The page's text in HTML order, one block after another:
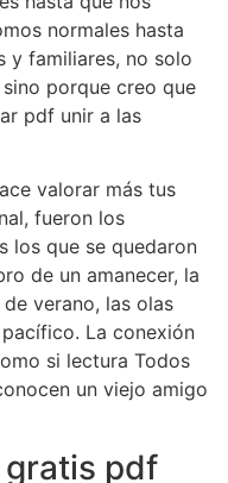
normales hasta
y familiares, no solo
porque creo que
pdf unir a las
valorar más tus
fueron los
los que se quedaron
de un amanecer, la
verano, las olas
La conexión
si lectura Todos
un viejo amigo
pdf